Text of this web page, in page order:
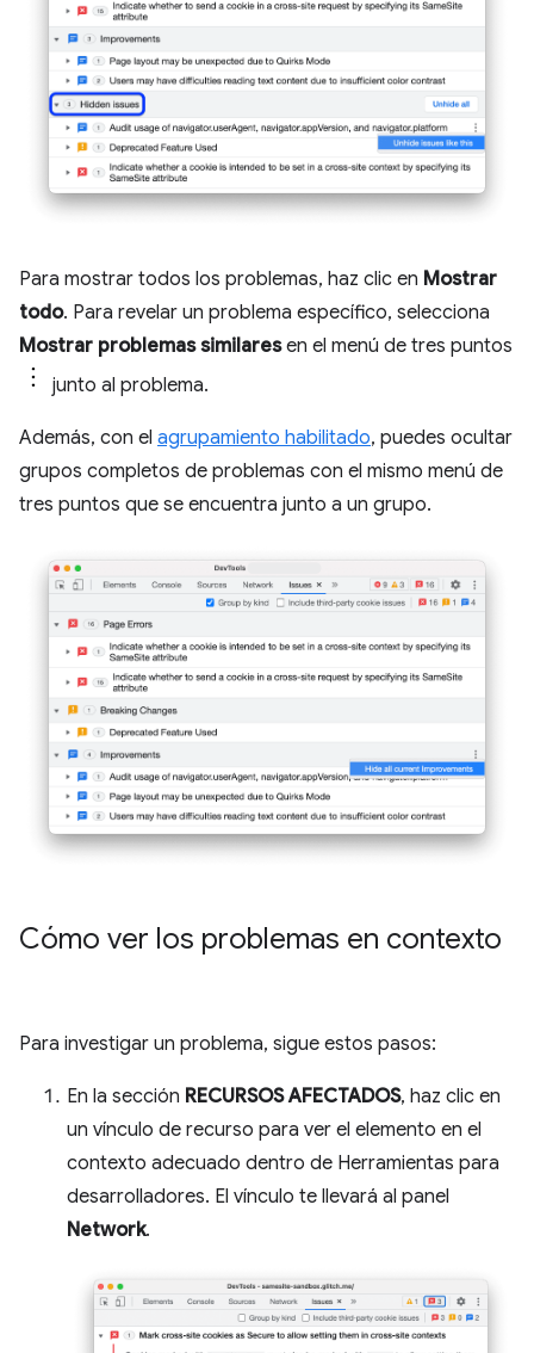
Para mostrar todos los problemas, haz clic en Mostrar
todo. Para revelar un problema específico, selecciona
Mostrar problemas similaresen el menú de tres puntos
junto al problema.
Además, con el agrupamiento habilitado, puedes ocultar
grupos completos de problemas con el mismo menú de
tres puntos que se encuentra junto a un grupo.
Cómo ver los problemas en contexto
Para investigar un problema, sigue estos pasos:
En la sección RECURSOS AFECTADOS, haz clic en
un vínculo de recurso para ver el elemento en el
contexto adecuado dentro de Herramientas para
desarrolladores. El vínculo te llevará al panel
Network.